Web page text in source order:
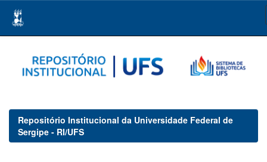
navigation
Repositório Institucional da Universidade Federal de
Sergipe - RI/UFS